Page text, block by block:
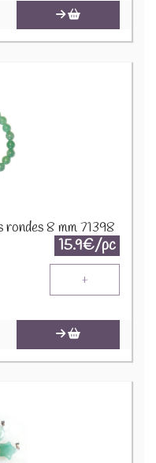
8 mm 71398
15.9€/pc
+